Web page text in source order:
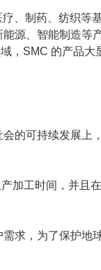
、制药、纺织等
源、智能制造等
，SMC 的产品大
的可持续发展上
加工时间，并且
求，为了保护地